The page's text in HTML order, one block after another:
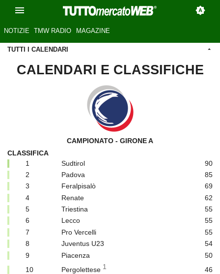
NOTIZIE TMW RADIO MAGAZINE
TUTTI I CALENDARI
CALENDARI E CLASSIFICHE
CAMPIONATO - GIRONE A
CLASSIFICA
1
Sudtirol
90
2
Padova
85
3
Feralpisalò
69
4
Renate
62
5
Triestina
55
6
Lecco
55
7
Pro Vercelli
55
8
Juventus U23
54
9
Piacenza
50
10
Pergolettese 1
46